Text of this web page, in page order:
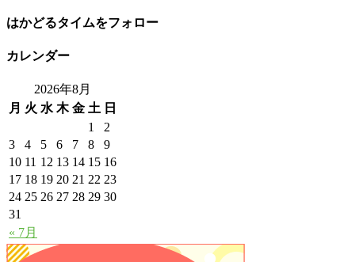
はかどるタイムをフォロー
カレンダー
2026年8月
月 火 水 木 金 土 日
« 7月
1
2
3
4 5 6 7 8
9
10 11 12 13 14 15 16
17 18 19 20 21 22 23
24 25 26 27 28 29 30
31